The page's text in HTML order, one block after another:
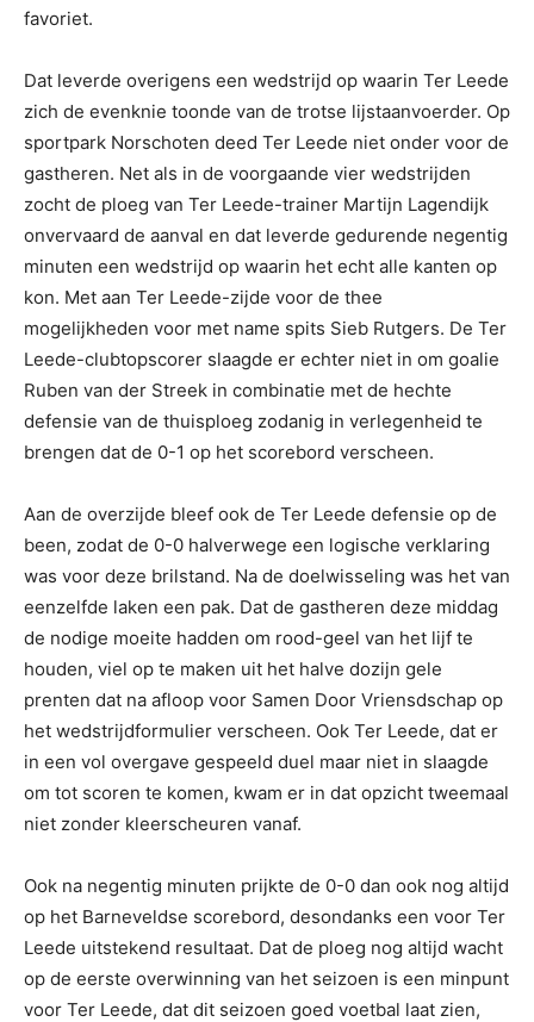
favoriet.
Dat leverde overigens een wedstrijd op waarin Ter Leede
zich de evenknie toonde van de trotse lijstaanvoerder. Op
sportpark Norschoten deed Ter Leede niet onder voor de
gastheren. Net als in de voorgaande vier wedstrijden
zocht de ploeg van Ter Leede-trainer Martijn Lagendijk
onvervaard de aanval en dat leverde gedurende negentig
minuten een wedstrijd op waarin het echt alle kanten op
kon. Met aan Ter Leede-zijde voor de thee
mogelijkheden voor met name spits Sieb Rutgers. De Ter
Leede-clubtopscorer slaagde er echter niet in om goalie
Ruben van der Streek in combinatie met de hechte
defensie van de thuisploeg zodanig in verlegenheid te
brengen dat de 0-1 op het scorebord verscheen.
Aan de overzijde bleef ook de Ter Leede defensie op de
been, zodat de 0-0 halverwege een logische verklaring
was voor deze brilstand. Na de doelwisseling was het van
eenzelfde laken een pak. Dat de gastheren deze middag
de nodige moeite hadden om rood-geel van het lijf te
houden, viel op te maken uit het halve dozijn gele
prenten dat na afloop voor Samen Door Vriensdschap op
het wedstrijdformulier verscheen. Ook Ter Leede, dat er
in een vol overgave gespeeld duel maar niet in slaagde
om tot scoren te komen, kwam er in dat opzicht tweemaal
niet zonder kleerscheuren vanaf.
Ook na negentig minuten prijkte de 0-0 dan ook nog altijd
op het Barneveldse scorebord, desondanks een voor Ter
Leede uitstekend resultaat. Dat de ploeg nog altijd wacht
op de eerste overwinning van het seizoen is een minpunt
voor Ter Leede, dat dit seizoen goed voetbal laat zien,